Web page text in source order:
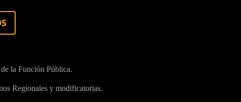
la Función Pública.
Regionales y modificatorias.